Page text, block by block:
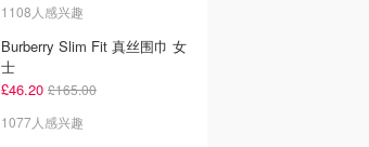
1108人感兴趣
Burberry Slim Fit 真丝围巾 女
士
£46.20 £165.00
1077人感兴趣